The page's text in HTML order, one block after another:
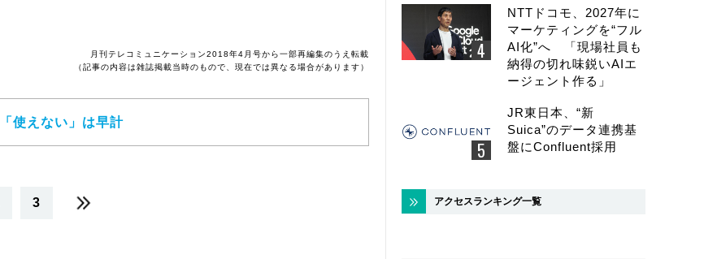
月刊テレコミュニケーション2018年4月号から一部再編集のうえ転載
（記事の内容は雑誌掲載当時のもので、現在では異なる場合があります）
「使えない」は早計
3
NTTドコモ、2027年に
マーケティングを“フル
AI化”へ 「現場社員も
納得の切れ味鋭いAIエ
ージェント作る」
JR東日本、“新
Suica”のデータ連携基
盤にConfluent採用
アクセスランキング一覧